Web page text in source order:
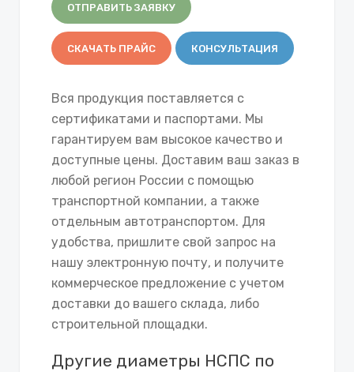
ОТПРАВИТЬ ЗАЯВКУ
СКАЧАТЬ ПРАЙС КОНСУЛЬТАЦИЯ
Вся продукция поставляется с
сертификатами и паспортами. Мы
гарантируем вам высокое качество и
доступные цены. Доставим ваш заказ в
любой регион России с помощью
транспортной компании, а также
отдельным автотранспортом. Для
удобства, пришлите свой запрос на
нашу электронную почту, и получите
коммерческое предложение с учетом
доставки до вашего склада, либо
строительной площадки.
Другие диаметры НСПС по